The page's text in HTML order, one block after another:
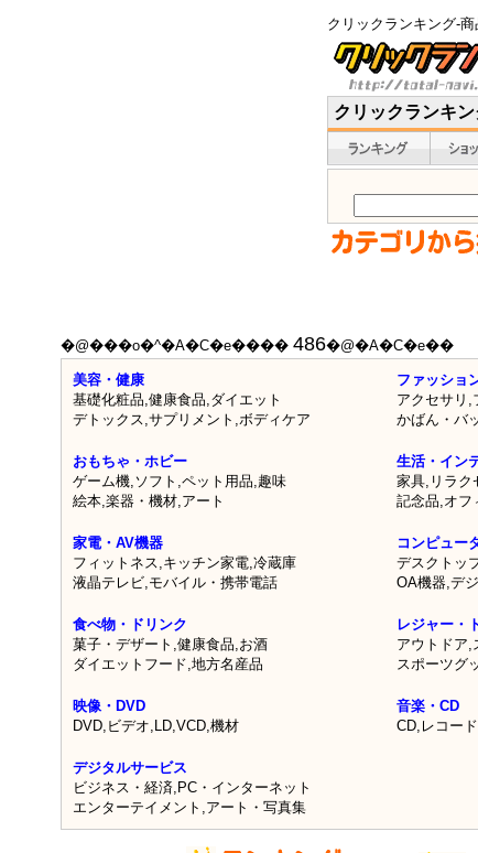
クリックランキング-
クリックランキン
�@���o�^�A�C�e���� 486�@�A�C�e��
美容・健康
基礎化粧品,健康食品,ダイエット
デトックス,サプリメント ,ボディケア
ファッショ
アクセサリ ,
かばん・バ
おもちゃ・ホビー
ゲーム機, ソフト ,ペット用品,趣味
絵本,楽器・機材,アート
生活・イン
家具, リラ
記念品,オフ
家電・AV機器
フィットネス,キッチン家電,冷蔵庫
液晶テレビ,モバイル・携帯電話
コンピュー
デスクトッ
OA機器,デ
食べ物・ドリンク
菓子・デザート ,健康食品,お酒
ダイエットフード,地方名産品
レジャー・
アウトドア,
スポーツグ
映像・DVD
DVD, ビデオ, LD,VCD,機材
音楽・CD
CD, レコード
デジタルサービス
ビジネス・経済, PC・インターネット
エンターテイメント ,アート・写真集